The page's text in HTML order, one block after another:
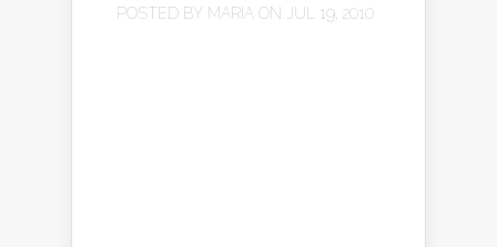
POSTED BY MARIA ON JUL 19, 2010